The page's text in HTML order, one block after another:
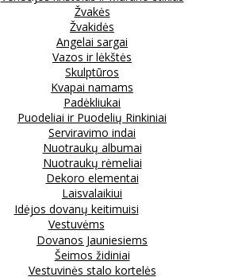
Žvakės
Žvakidės
Angelai sargai
Vazos ir lėkštės
Skulptūros
Kvapai namams
Padėkliukai
Puodeliai ir Puodelių Rinkiniai
Serviravimo indai
Nuotraukų albumai
Nuotraukų rėmeliai
Dekoro elementai
Laisvalaikiui
Idėjos dovanų keitimuisi
Vestuvėms
Dovanos Jauniesiems
Šeimos židiniai
Vestuvinės stalo kortelės